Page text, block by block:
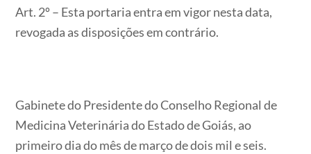
Art. 2º – Esta portaria entra em vigor nesta data,
revogada as disposições em contrário.
Gabinete do Presidente do Conselho Regional de
Medicina Veterinária do Estado de Goiás, ao
primeiro dia do mês de março de dois mil e seis.